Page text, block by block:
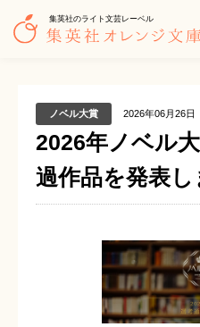
集英社のライト文芸レーベル
ノベル大賞 2026年06月26日
2026年ノベル
過作品を発表し